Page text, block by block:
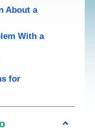
About a
With a
for